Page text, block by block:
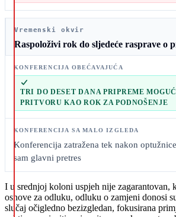
Vremenski okvir
Raspoloživi rok do sljedeće rasprave o
TRI DO DESET DANA PRIPREME
PRITVORU KAO ROK ZA PODNOŠENJE
Konferencija zatražena tek nakon
sam glavni pretres
I u srednjoj koloni uspjeh nije zagarantovan,
osnove za odluku, odluku o zamjeni donosi
slučaj očigledno bezizgledan, fokusirana